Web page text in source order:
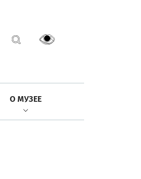
О МУЗЕЕ